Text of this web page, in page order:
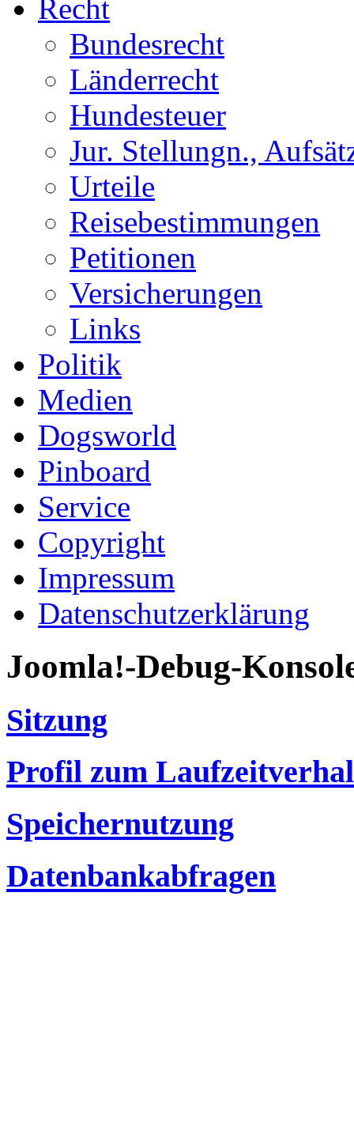
Recht
Bundesrecht
Länderrecht
Hundesteuer
Jur. Stellungn.,
Urteile
Reisebestimmungen
Petitionen
Versicherungen
Links
Politik
Medien
Dogsworld
Pinboard
Service
Copyright
Impressum
Datenschutzerklärung
Joomla!-Debug-
Sitzung
Profil zum
Speichernutzung
Datenbankabfragen